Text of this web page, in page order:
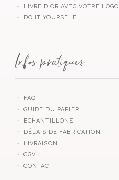
・ LIVRE D’OR AVEC VOTRE LOGO
・ DO IT YOURSELF
Infos pratiques
・ FAQ
・ GUIDE DU PAPIER
・ ECHANTILLONS
・ DÉLAIS DE FABRICATION
・ LIVRAISON
・ CGV
・ CONTACT